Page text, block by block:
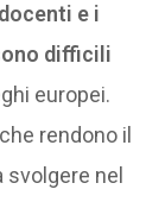
e i
difficili
europei.
rendono il
svolgere nel